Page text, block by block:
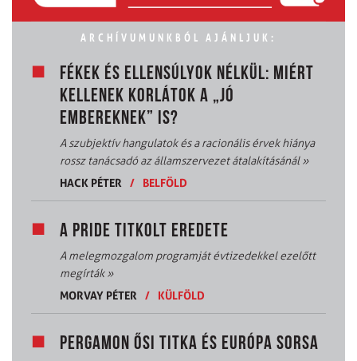
ARCHÍVUMUNKBÓL AJÁNLJUK:
FÉKEK ÉS ELLENSÚLYOK NÉLKÜL: MIÉRT
KELLENEK KORLÁTOK A „JÓ
EMBEREKNEK” IS?
A szubjektív hangulatok és a racionális érvek hiánya
rossz tanácsadó az államszervezet átalakításánál»
HACK PÉTER
/ BELFÖLD
A PRIDE TITKOLT EREDETE
A melegmozgalom programját évtizedekkel ezelőtt
megírták»
MORVAY PÉTER
/ KÜLFÖLD
PERGAMON ŐSI TITKA ÉS EURÓPA SORSA